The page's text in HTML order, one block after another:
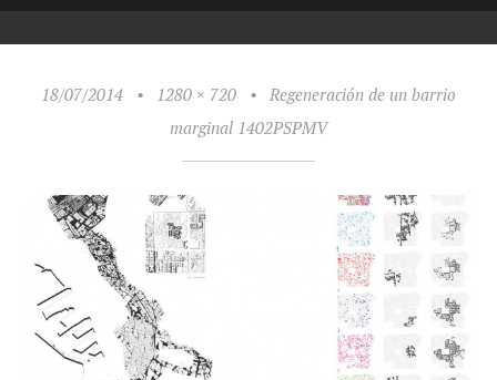
18/07/2014 • 1280 × 720 • Regeneración de un barrio
marginal 1402PSPMV